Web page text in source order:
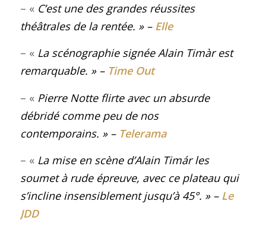
– « C’est une des grandes réussites
théâtrales de la rentée. » – Elle
– « La scénographie signée Alain Timàrest
remarquable. » – Time Out
– « Pierre Notte flirte avec un absurde
débridé comme peu de nos
contemporains. » – Telerama
– « La mise en scène d’Alain Timár les
soumet à rude épreuve, avec ce plateau qui
s’incline insensiblement jusqu’à 45°. » – Le
JDD